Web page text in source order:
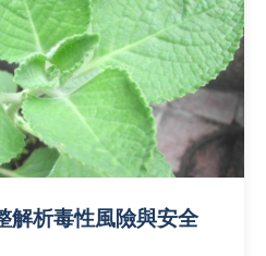
解析毒性風險與安全